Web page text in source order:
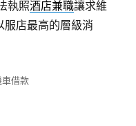
執照酒店兼職讓求維
服店最高的層級消
車借款